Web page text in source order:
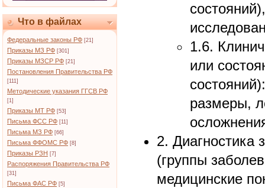
Что в файлах
Федеральные законы РФ [21]
Приказы МЗ РФ [301]
Приказы МЗСР РФ [21]
Постановления Правительства РФ
[111]
Методические указания ГГСВ РФ
[1]
Приказы МТ РФ [53]
Письма ФСС РФ [11]
Письма МЗ РФ [66]
Письма ФФОМС РФ [8]
Приказы РЗН [7]
Распоряжения Правительства РФ
[31]
Письма ФАС РФ [5]
1.6.
или
размеры,
2. Диагностика
(группы
медицинские